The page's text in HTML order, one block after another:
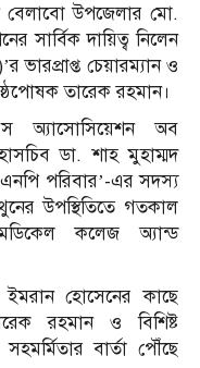
বেলাবো উপজেলার মো.
সার্বিক দায়িত্ব নিলেন
ভারপ্রাপ্ত চেয়ারম্যান ও
তারেক রহমান।
অ্যাসোসিয়েশন অব
ডা. শাহ মুহাম্মদ
পরিবার’-এর সদস্য
উপস্থিতিতে গতকাল
কলেজ অ্যান্ড
হোসেনের কাছে
রহমান ও বিশিষ্ট
বার্তা পৌঁছে